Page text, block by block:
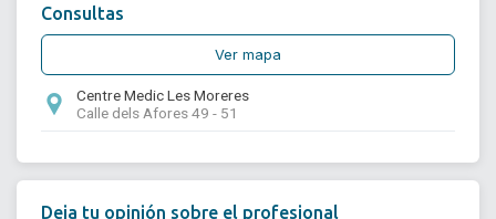
Consultas
Ver mapa
Centre Medic Les Moreres
Calle dels Afores 49 - 51
Deja tu opinión sobre el profesional